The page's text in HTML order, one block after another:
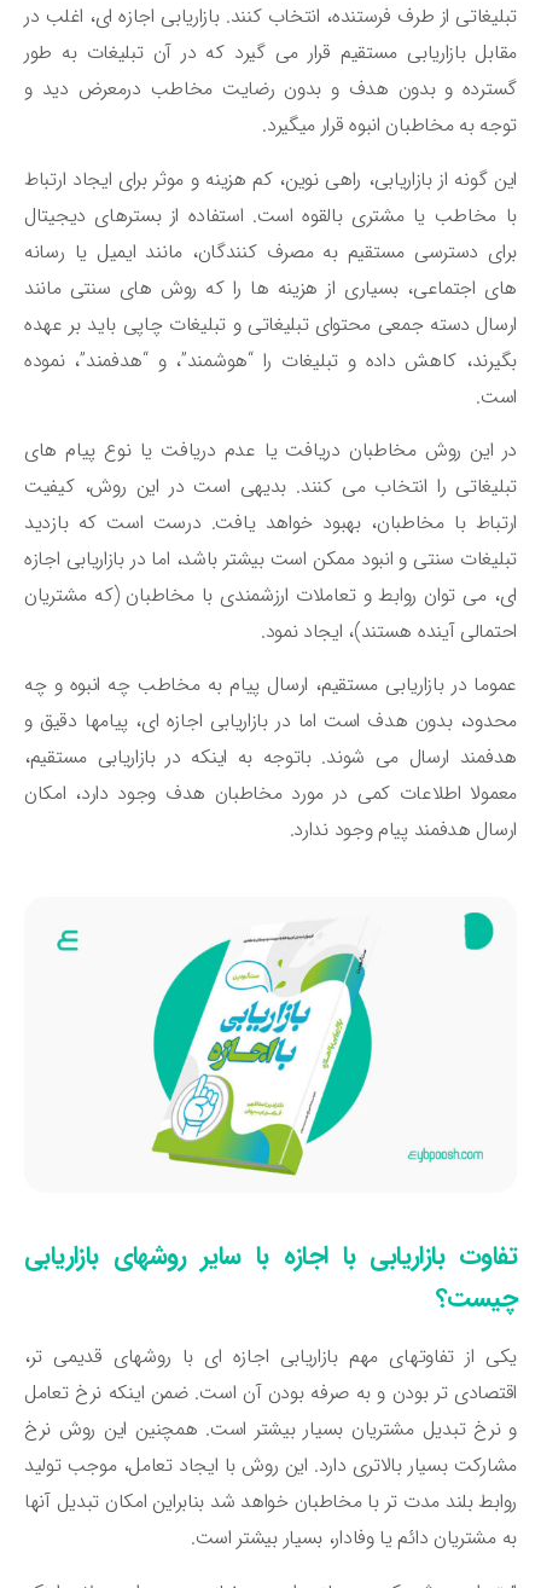
از طرف فرستنده، انتخاب کنند. بازاریابی اجازه ای، اغلب در
بازاریابی مستقیم قرار می گیرد که در آن تبلیغات به طور
و بدون هدف و بدون رضایت مخاطب درمعرض دید و
به مخاطبان انبوه قرار میگیرد.
گونه از بازاریابی، راهی نوین، کم هزینه و موثر برای ایجاد ارتباط
مخاطب یا مشتری بالقوه است. استفاده از بسترهای دیجیتال
دسترسی مستقیم به مصرف کنندگان، مانند ایمیل یا رسانه
اجتماعی، بسیاری از هزینه ها را که روش های سنتی مانند
دسته جمعی محتوای تبلیغاتی و تبلیغات چاپی باید بر عهده
کاهش داده و تبلیغات را “هوشمند”، و “هدفمند”، نموده
این روش مخاطبان دریافت یا عدم دریافت یا نوع پیام های
را انتخاب می کنند. بدیهی است در این روش، کیفیت
با مخاطبان، بهبود خواهد یافت. درست است که بازدید
سنتی و انبود ممکن است بیشتر باشد، اما در بازاریابی اجازه
می توان روابط و تعاملات ارزشمندی با مخاطبان (که مشتریان
آینده هستند)، ایجاد نمود.
در بازاریابی مستقیم، ارسال پیام به مخاطب چه انبوه و چه
بدون هدف است اما در بازاریابی اجازه ای، پیامها دقیق و
ارسال می شوند. باتوجه به اینکه در بازاریابی مستقیم،
اطلاعات کمی در مورد مخاطبان هدف وجود دارد، امکان
هدفمند پیام وجود ندارد.
بازاریابی با اجازه با سایر روشهای بازاریابی
از تفاوتهای مهم بازاریابی اجازه ای با روشهای قدیمی تر،
تر بودن و به صرفه بودن آن است. ضمن اینکه نرخ تعامل
تبدیل مشتریان بسیار بیشتر است. همچنین این روش نرخ
بسیار بالاتری دارد. این روش با ایجاد تعامل، موجب تولید
بلند مدت تر با مخاطبان خواهد شد بنابراین امکان تبدیل آنها
مشتریان دائم یا وفادار، بسیار بیشتر است.